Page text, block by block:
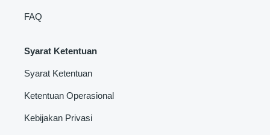
FAQ
Syarat Ketentuan
Syarat Ketentuan
Ketentuan Operasional
Kebijakan Privasi